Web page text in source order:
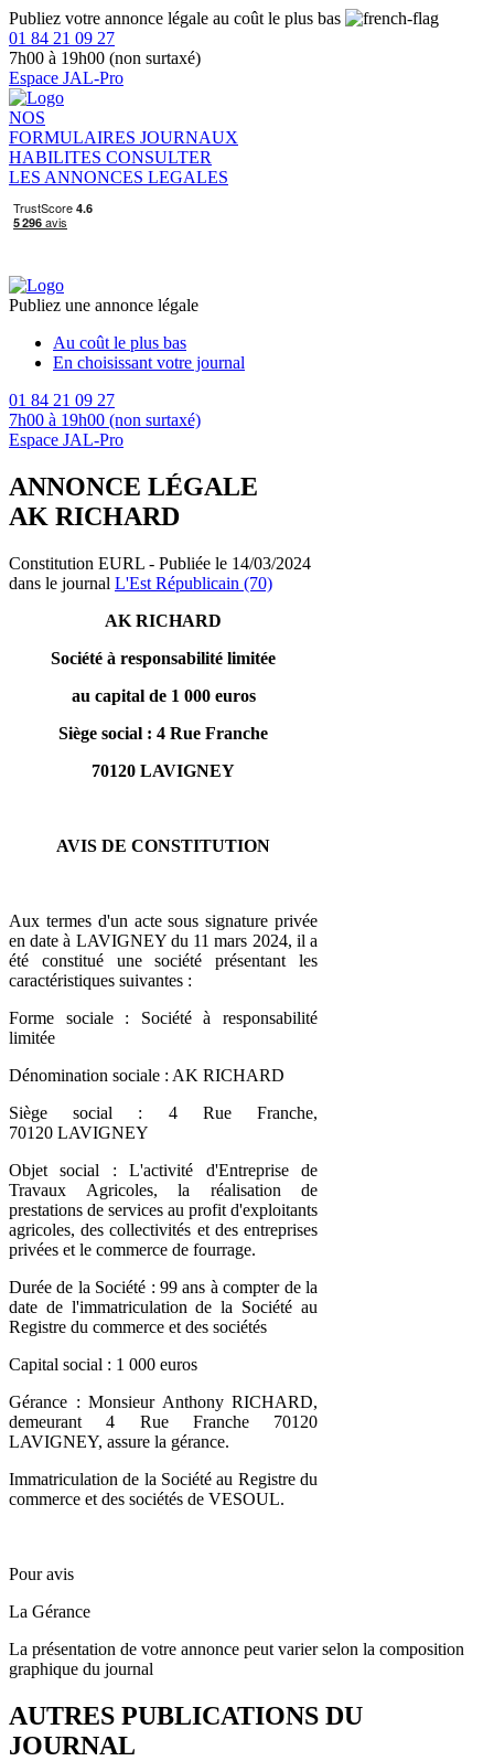
Publiez votre annonce légale au coût le plus bas
01 84 21 09 27
7h00 à 19h00 (non surtaxé)
Espace JAL-Pro
NOS
FORMULAIRES JOURNAUX
HABILITES CONSULTER
LES ANNONCES LEGALES
Publiez une annonce légale
Au coût le plus bas
En choisissant votre journal
01 84 21 09 27
7h00 à 19h00 (non surtaxé)
Espace JAL-Pro
ANNONCE LÉGALE
AK RICHARD
Constitution EURL - Publiée le 14/03/2024
dans le journal L'Est Républicain (70)
AK RICHARD
Société à responsabilité limitée
au capital de 1 000 euros
Siège social : 4 Rue Franche
70120 LAVIGNEY
AVIS DE CONSTITUTION
Aux termes d'un acte sous signature privée
en date à LAVIGNEY du 11 mars 2024, il a
été constitué une société présentant les
caractéristiques suivantes :
Forme sociale : Société à responsabilité
limitée
Dénomination sociale : AK RICHARD
Siège social : 4 Rue Franche,
70120 LAVIGNEY
Objet social : L'activité d'Entreprise de
Travaux Agricoles, la réalisation de
prestations de services au profit d'exploitants
agricoles, des collectivités et des entreprises
privées et le commerce de fourrage.
Durée de la Société : 99 ans à compter de la
date de l'immatriculation de la Société au
Registre du commerce et des sociétés
Capital social : 1 000 euros
Gérance : Monsieur Anthony RICHARD,
demeurant 4 Rue Franche 70120
LAVIGNEY, assure la gérance.
Immatriculation de la Société au Registre du
commerce et des sociétés de VESOUL.
Pour avis
La Gérance
La présentation de votre annonce peut varier selon la composition
graphique du journal
AUTRES PUBLICATIONS DU
JOURNAL